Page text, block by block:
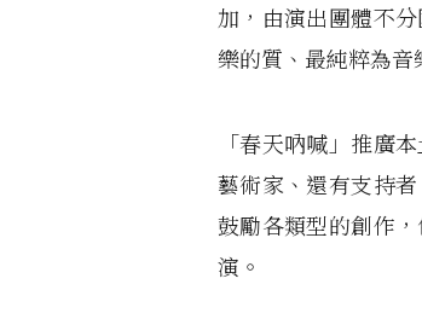
加，由演出團體不
樂的質、最純粹為音
「春天吶喊」推廣
藝術家、還有支持
鼓勵各類型的創作
演。